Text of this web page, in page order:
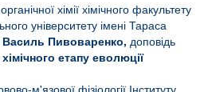
хімії хімічного факультету
університету імені Тараса
Василь Пивоваренко, доповідь
етапу еволюції
м'язової фізіології Інституту